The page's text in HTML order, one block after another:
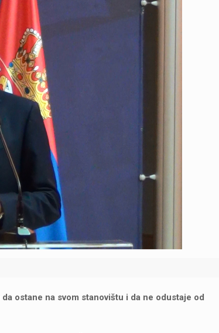
ostane na svom stanovištu i da ne odustaje od